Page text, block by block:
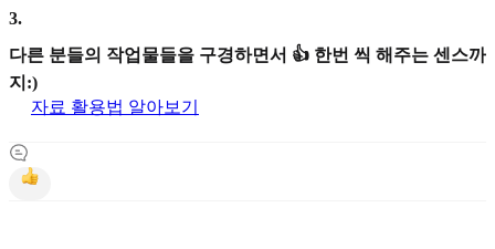
3.
다른 분들의 작업물들을 구경하면서 👍 한번 씩 해주는 센스까
지:)
자료 활용법 알아보기